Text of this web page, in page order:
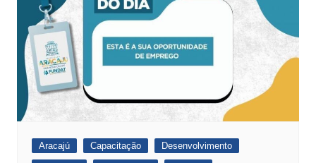
Aracajú Capacitação
Desenvolvimento